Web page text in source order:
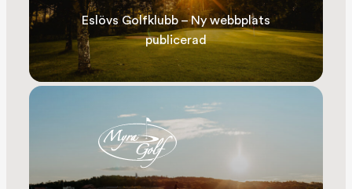
Eslövs Golfklubb – Ny webbplats
publicerad